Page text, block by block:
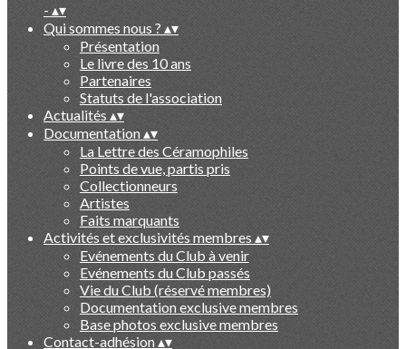
- ▴▾
Qui sommes nous ? ▴▾
Présentation
Le livre des 10 ans
Partenaires
Statuts de l'association
Actualités ▴▾
Documentation▴▾
La Lettre des Céramophiles
Points de vue, partis pris
Collectionneurs
Artistes
Faits marquants
Activités et exclusivités membres ▴▾
Evénements du Club à venir
Evénements du Club passés
Vie du Club (réservé membres)
Documentation exclusive membres
Base photos exclusive membres
Contact-adhésion▴▾